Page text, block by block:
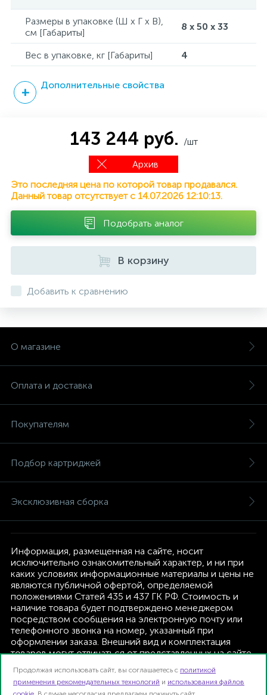
Размеры в упаковке (Ш x Г x В),
см [Габариты]
8 x 50 x 33
Вес в упаковке, кг [Габариты] 4
Дополнительные свойства
143 244 руб. /шт
Архив
Это последняя цена по которой товар продавался.
Данный товар отсутствует с 14.07.2026 12:10:13.
Подобрать аналог
В корзину
Добавить к сравнению
О магазине
Оплата и доставка
Покупателям
Подбор картриджей
Эксклюзивная сборка
Информация, размещенная на сайте, носит
исключительно ознакомительный характер, и ни при
каких условиях информационные материалы и цены не
являются публичной офертой, определяемой
положениями Статей 435 и 437 ГК РФ. Стоимость и
наличие товара будет подтверждено менеджером
посредством сообщения на электронную почту или
телефонного звонка на номер, указанный при
оформлении заказа. Внешний вид и комплектация
товаров могут отличаться от представленных на сайте.
текущую комплектацию, без дополнительного
уведомления.
Продолжая использовать сайт, вы соглашаетесь с политикой
применения рекомендательных технологий и использования файлов